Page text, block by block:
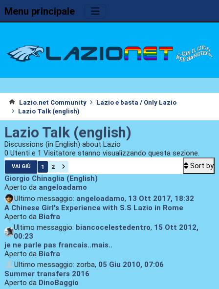
Menu principale
Lazio.net Community
Lazio e basta / Only Lazio
Lazio Talk (english)
Lazio Talk (english)
Discussions (in English) about Lazio
0 Utenti e 1 Visitatore stanno visualizzando questa sezione.
VAI GIÙ 1 2
Sort by
Giorgio Chinaglia (English)
Aperto da angeloadamo
Ultimo messaggio: angeloadamo, 13 Ott 2017, 18:32
A Chinese Girl's Experience with S.S Lazio in Rome
Aperto da Biafra
Ultimo messaggio: biancocelestedentro, 15 Ott 2012,
00:23
je ne parle pas francais..mais..
Aperto da Biafra
Ultimo messaggio: zorba, 05 Giu 2010, 07:06
Summer transfers 2016
Aperto da DinoBaggio